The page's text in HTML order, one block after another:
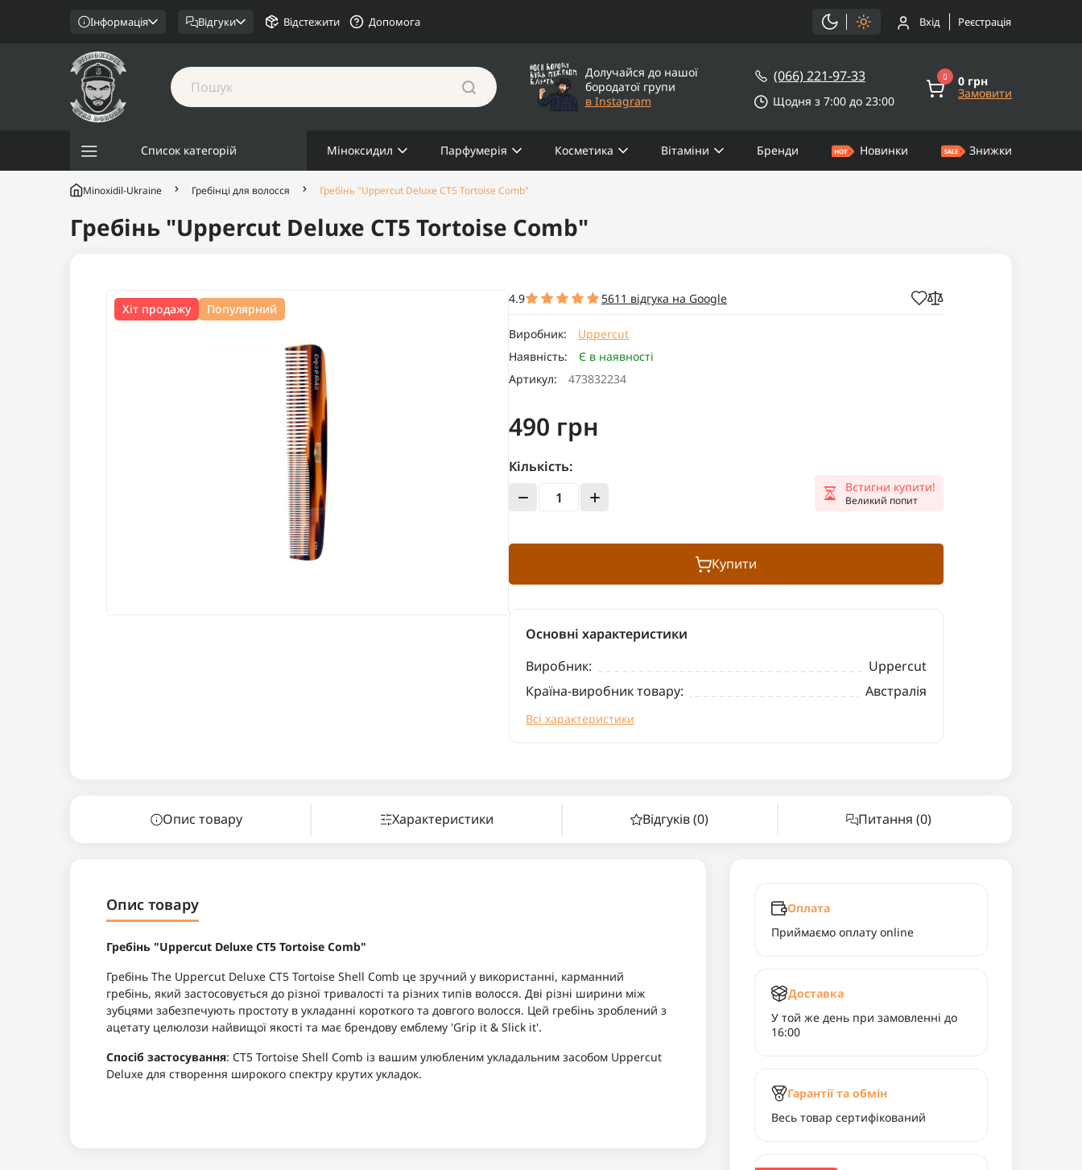
Інформація Відгуки Відстежити Допомога Вхід Реєстрація
Долучайся до нашої
бородатої групи
в Instagram
(066) 221-97-33
Щодня з 7:00 до 23:00
0 0 грн
Замовити
Список категорій Міноксидил Парфумерія Косметика Вітаміни Бренди Новинки Знижки
Minoxidil-Ukraine Гребінці для волосся Гребінь "Uppercut Deluxe CT5 Tortoise Comb"
Гребінь "Uppercut Deluxe CT5 Tortoise Comb"
Хіт продажу Популярний
4.9 5611 відгука на Google
Виробник:
Uppercut
Наявність:
Є в наявності
Артикул:
473832234
490 грн
Кількість:
Встигни купити!
Великий попит
Купити
Основні характеристики
Виробник:
Uppercut
Країна-виробник товару:
Австралія
Всі характеристики
Опис товару Характеристики Відгуків (0) Питання (0)
Опис товару
Гребінь "Uppercut Deluxe CT5 Tortoise Comb"
Гребінь The Uppercut Deluxe CT5 Tortoise Shell Comb це зручний у використанні, карманний
гребінь, який застосовується до різної тривалості та різних типів волосся. Дві різні ширини між
зубцями забезпечують простоту в укладанні короткого та довгого волосся. Цей гребінь зроблений з
ацетату целюлози найвищої якості та має брендову емблему 'Grip it & Slick it'.
Спосіб застосування: CT5 Tortoise Shell Comb із вашим улюбленим укладальним засобом Uppercut
Deluxe для створення широкого спектру крутих укладок.
Оплата
Приймаємо оплату online
Доставка
У той же день при замовленні до
16:00
Гарантії та обмін
Весь товар сертифікований